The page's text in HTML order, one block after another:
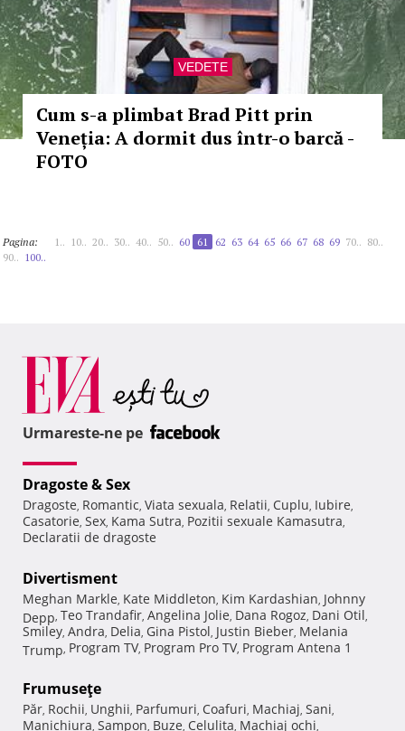
VEDETE
Cum s-a plimbat Brad Pitt prin
Veneția: A dormit dus într-o barcă -
FOTO
Pagina: 1.. 10.. 20.. 30.. 40.. 50.. 60 61 62 63 64 65 66 67 68 69 70.. 80..
90.. 100..
Urmareste-ne pe
Dragoste & Sex
Dragoste, Romantic, Viata sexuala, Relatii, Cuplu, Iubire,
Casatorie, Sex, Kama Sutra, Pozitii sexuale Kamasutra,
Declaratii de dragoste
Divertisment
Meghan Markle, Kate Middleton, Kim Kardashian, Johnny
Depp, Teo Trandafir, Angelina Jolie, Dana Rogoz, Dani Otil,
Smiley, Andra, Delia, Gina Pistol, Justin Bieber, Melania
Trump, Program TV, Program Pro TV, Program Antena 1
Frumuseţe
Păr, Rochii, Unghii, Parfumuri, Coafuri, Machiaj, Sani,
Manichiura, Sampon, Buze, Celulita, Machiaj ochi,